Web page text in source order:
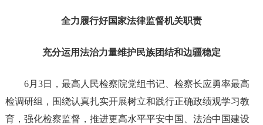
全力履行好国家法律监督机关职责
充分运用法治力量维护民族团结和边疆稳定
6月3日，最高人民检察院党组书记、检察长应勇率最高
检调研组，围绕认真扎实开展树立和践行正确政绩观学习教
育，强化检察监督，推进更高水平平安中国、法治中国建设